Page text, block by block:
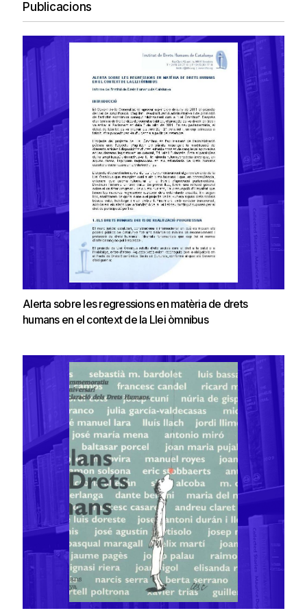
Publicacions
Alerta sobre les regressions en matèria de drets
humans en el context de la Llei òmnibus